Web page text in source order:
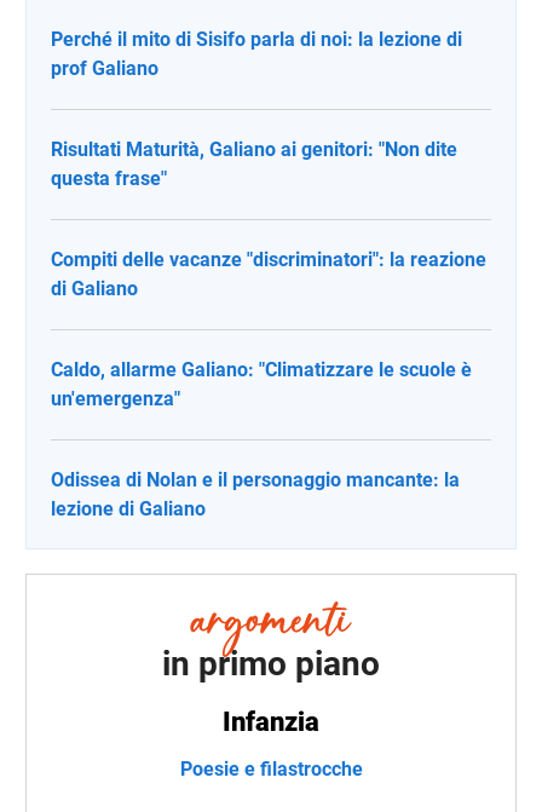
Perché il mito di Sisifo parla di noi: la lezione di
prof Galiano
Risultati Maturità, Galiano ai genitori: "Non dite
questa frase"
Compiti delle vacanze "discriminatori": la reazione
di Galiano
Caldo, allarme Galiano: "Climatizzare le scuole è
un'emergenza"
Odissea di Nolan e il personaggio mancante: la
lezione di Galiano
in primo piano
Infanzia
Poesie e filastrocche